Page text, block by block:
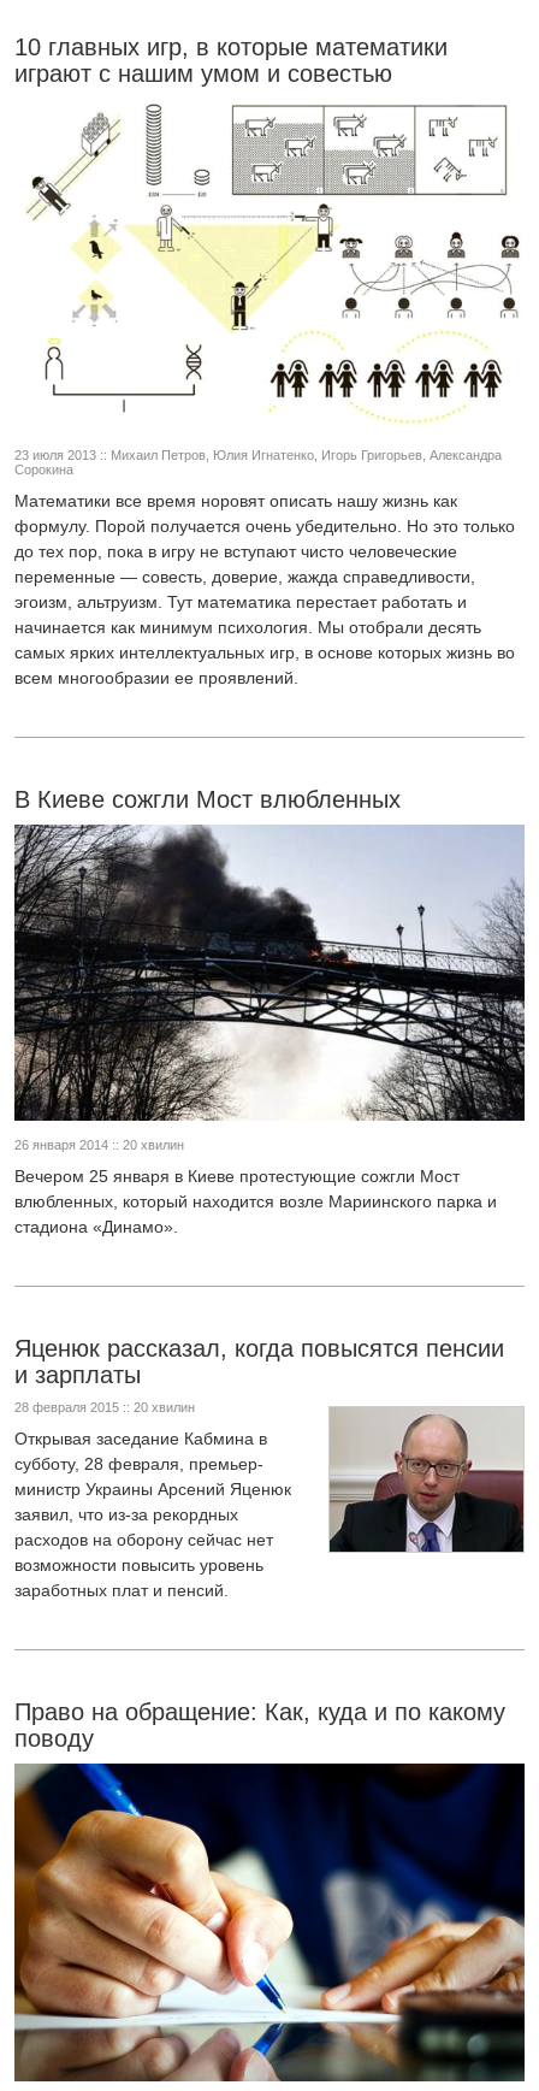
10 главных игр, в которые математики
играют с нашим умом и совестью
23 июля 2013 :: Михаил Петров, Юлия Игнатенко, Игорь Григорьев, Александра
Сорокина
Математики все время норовят описать нашу жизнь как
формулу. Порой получается очень убедительно. Но это только
до тех пор, пока в игру не вступают чисто человеческие
переменные — совесть, доверие, жажда справедливости,
эгоизм, альтруизм. Тут математика перестает работать и
начинается как минимум психология. Мы отобрали десять
самых ярких интеллектуальных игр, в основе которых жизнь во
всем многообразии ее проявлений.
В Киеве сожгли Мост влюбленных
26 января 2014 :: 20 хвилин
Вечером 25 января в Киеве протестующие сожгли Мост
влюбленных, который находится возле Мариинского парка и
стадиона «Динамо».
Яценюк рассказал, когда повысятся пенсии
и зарплаты
28 февраля 2015 :: 20 хвилин
Открывая заседание Кабмина в
субботу, 28 февраля, премьер-
министр Украины Арсений Яценюк
заявил, что из-за рекордных
расходов на оборону сейчас нет
возможности повысить уровень
заработных плат и пенсий.
Право на обращение: Как, куда и по какому
поводу